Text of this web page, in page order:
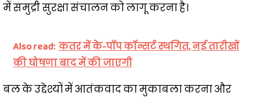
में समुद्री सुरक्षा संचालन को लागू करना है।
Also read: कतर में के-पॉप कॉन्सर्ट स्थगित, नई तारीखों
की घोषणा बाद में की जाएगी
बल के उद्देश्यों में आतंकवाद का मुकाबला करना और